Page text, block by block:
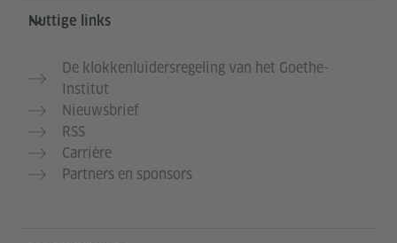
Nuttige links
De klokkenluidersregeling van het Goethe-
Institut
Nieuwsbrief
RSS
Carrière
Partners en sponsors